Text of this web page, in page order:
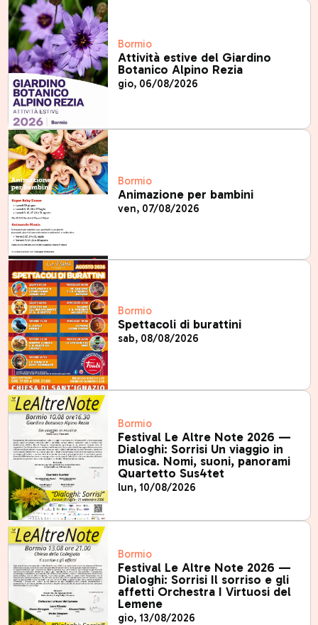
Bormio
Attività estive del Giardino
Botanico Alpino Rezia
gio, 06/08/2026
Bormio
Animazione per bambini
ven, 07/08/2026
Bormio
Spettacoli di burattini
sab, 08/08/2026
Bormio
Festival Le Altre Note 2026 —
Dialoghi: Sorrisi Un viaggio in
musica. Nomi, suoni, panorami
Quartetto Sus4tet
lun, 10/08/2026
Bormio
Festival Le Altre Note 2026 —
Dialoghi: Sorrisi Il sorriso e gli
affetti Orchestra I Virtuosi del
Lemene
gio, 13/08/2026